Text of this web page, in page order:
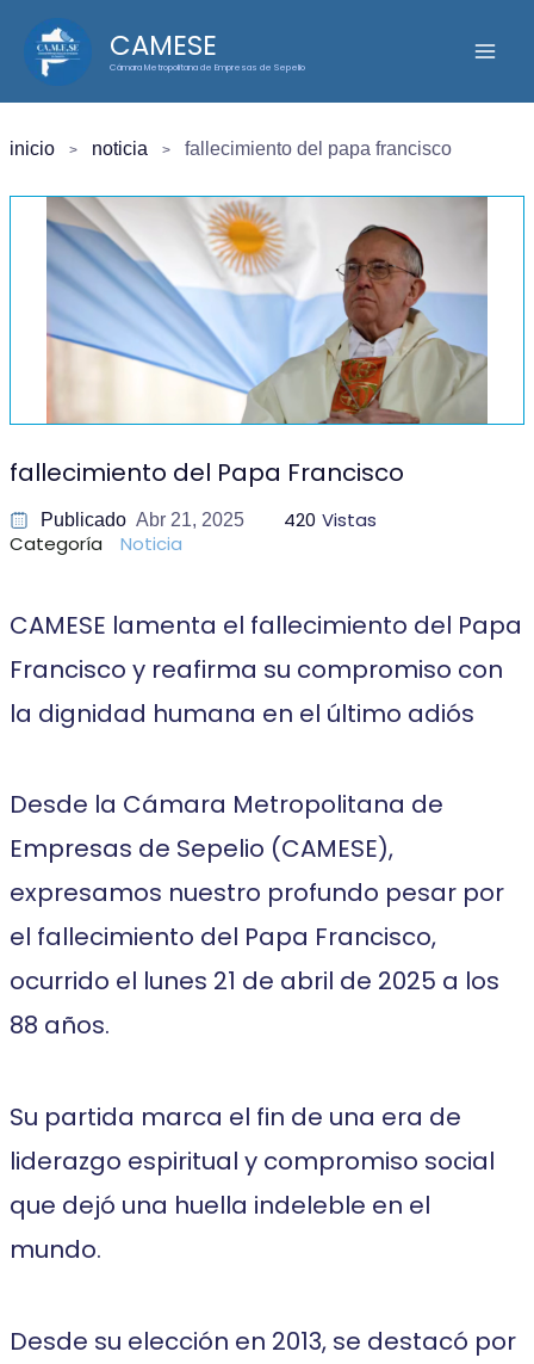
contenido
CAMESE
Cámara Metropolitana de Empresas de Sepelio
inicio noticia fallecimiento del papa francisco
fallecimiento del Papa Francisco
Publicado Abr 21, 2025 420 Vistas
Categoría
Noticia
CAMESE lamenta el fallecimiento del Papa
Francisco y reafirma su compromiso con
la dignidad humana en el último adiós
Desde la Cámara Metropolitana de
Empresas de Sepelio (CAMESE),
expresamos nuestro profundo pesar por
el fallecimiento del Papa Francisco,
ocurrido el lunes 21 de abril de 2025 a los
88 años.
Su partida marca el fin de una era de
liderazgo espiritual y compromiso social
que dejó una huella indeleble en el
mundo.
Desde su elección en 2013, se destacó por